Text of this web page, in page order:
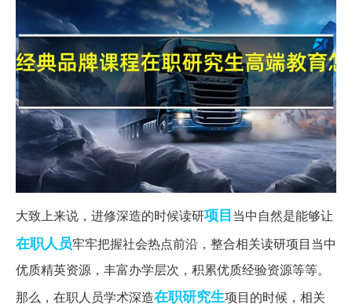
大致上来说，进修深造的时候读研项目当中自然是能够让
在职人员牢牢把握社会热点前沿，整合相关读研项目当中
优质精英资源，丰富办学层次，积累优质经验资源等等。
那么，在职人员学术深造在职研究生项目的时候，相关